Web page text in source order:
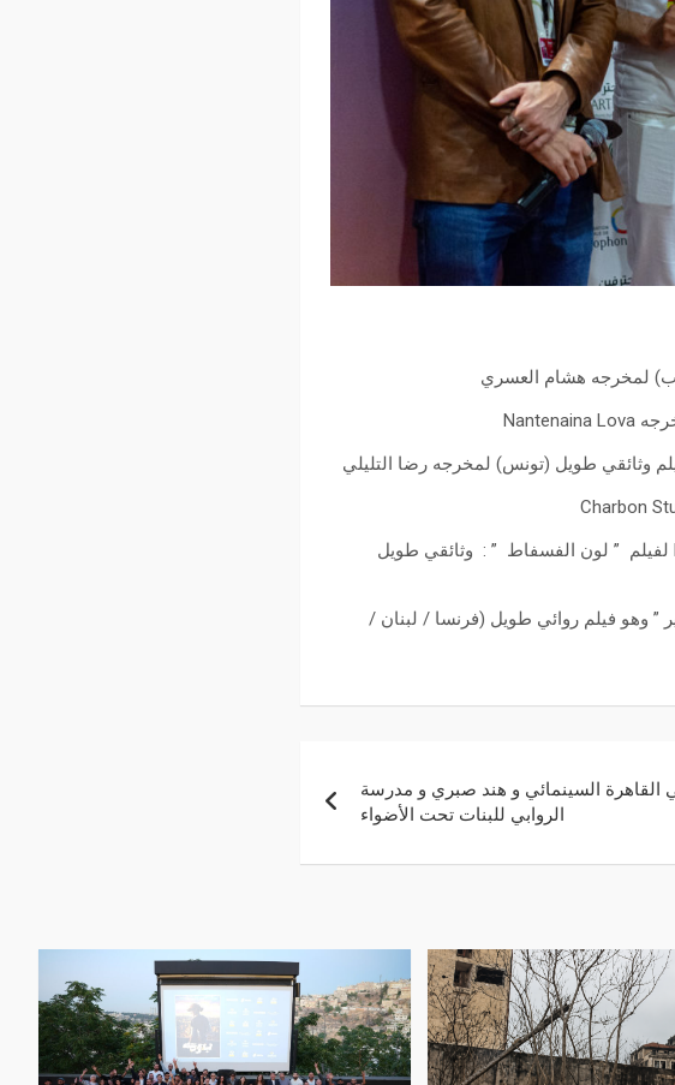
جائزة Malmoe Arab Film Festival (invitation à participer à MAFF Industry Days) لفيلم ” لون الفسفاط ” : وثائقي طويل
” قذر ، صعب ، خطير ” وهو فيلم روائي طويل (فرنسا / لبنان /
القاهرة السينمائي و هند صبري و مدرسة
الروابي للبنات تحت الأضواء